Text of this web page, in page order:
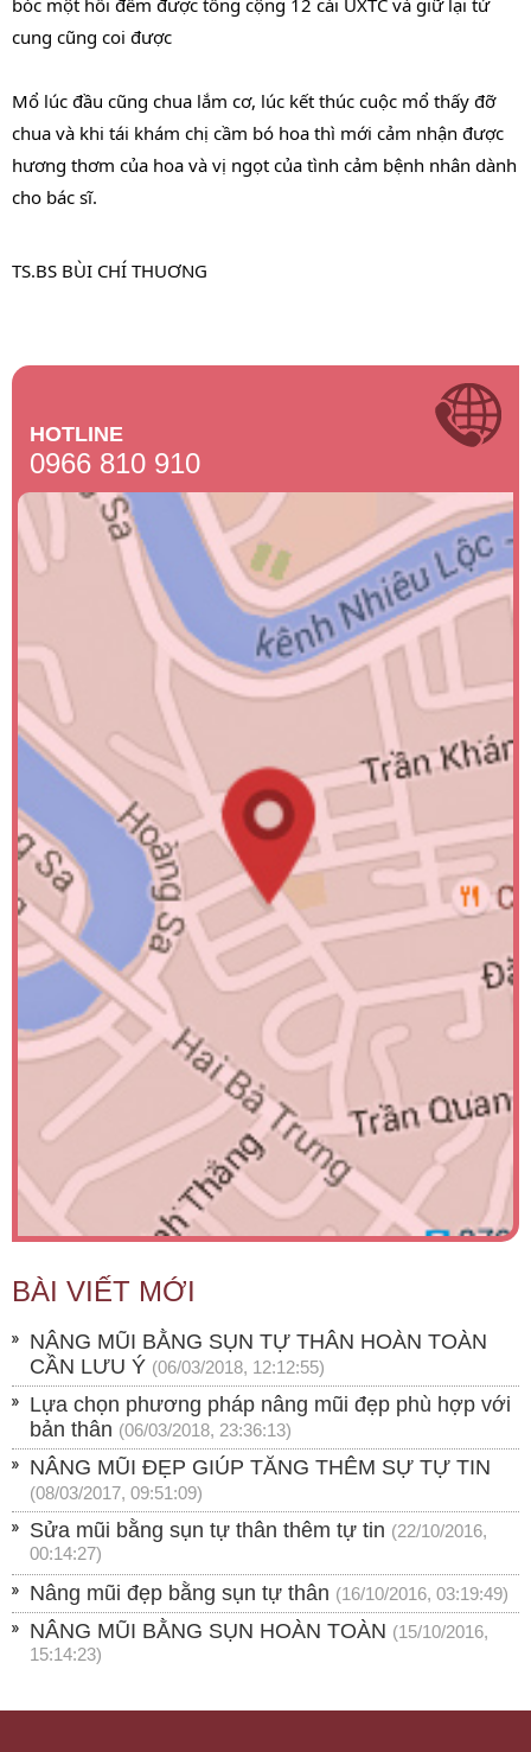
cung cũng coi được
Mổ lúc đầu cũng chua lắm cơ, lúc kết thúc cuộc mổ thấy đỡ
chua và khi tái khám chị cầm bó hoa thì mới cảm nhận được
hương thơm của hoa và vị ngọt của tình cảm bệnh nhân dành
cho bác sĩ.
TS.BS BÙI CHÍ THUƠNG
HOTLINE
0966 810 910
BÀI VIẾT MỚI
NÂNG MŨI BẰNG SỤN TỰ THÂN HOÀN TOÀN
CẦN LƯU Ý (06/03/2018, 12:12:55)
Lựa chọn phương pháp nâng mũi đẹp phù hợp với
bản thân (06/03/2018, 23:36:13)
NÂNG MŨI ĐẸP GIÚP TĂNG THÊM SỰ TỰ TIN
(08/03/2017, 09:51:09)
Sửa mũi bằng sụn tự thân thêm tự tin (22/10/2016,
00:14:27)
Nâng mũi đẹp bằng sụn tự thân (16/10/2016, 03:19:49)
NÂNG MŨI BẰNG SỤN HOÀN TOÀN (15/10/2016,
15:14:23)